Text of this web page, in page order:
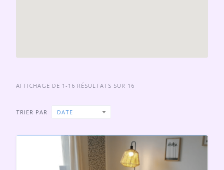
AFFICHAGE DE 1-16 RÉSULTATS SUR 16
TRIER PAR DATE